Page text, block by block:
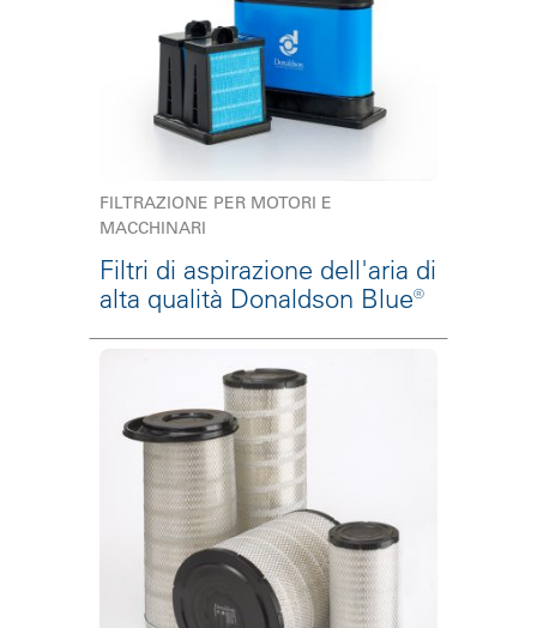
FILTRAZIONE PER MOTORI E
MACCHINARI
Filtri di aspirazione dell'aria di
alta qualità Donaldson Blue®